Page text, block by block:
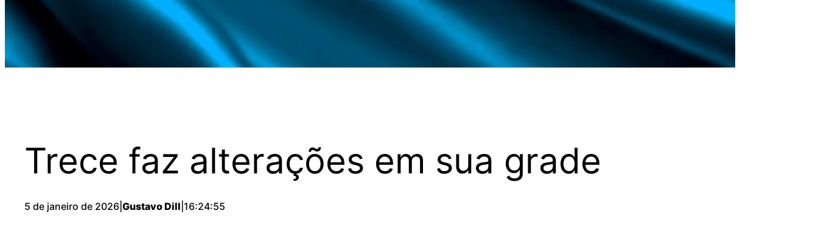
Trece faz alterações em sua grade
5 de janeiro de 2026 Gustavo Dill 16:24:55